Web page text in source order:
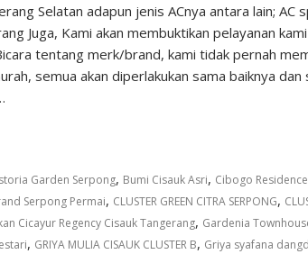
Selatan adapun jenis ACnya antara lain;
Juga, Kami akan membuktikan pelayanan
tentang merk/brand, kami tidak pernah
semua akan diperlakukan sama baiknya
Garden Serpong, Bumi Cisauk Asri, Cibogo Residence
Serpong Permai, CLUSTER GREEN CITRA SERPONG,
Cicayur Regency Cisauk Tangerang, Gardenia
, GRIYA MULIA CISAUK CLUSTER B, Griya syafana